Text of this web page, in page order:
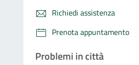
Richiedi assistenza
Prenota appuntamento
Problemi in città